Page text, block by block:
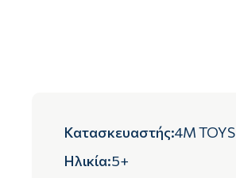
Κατασκευαστής:4M TOYS
Ηλικία:5+